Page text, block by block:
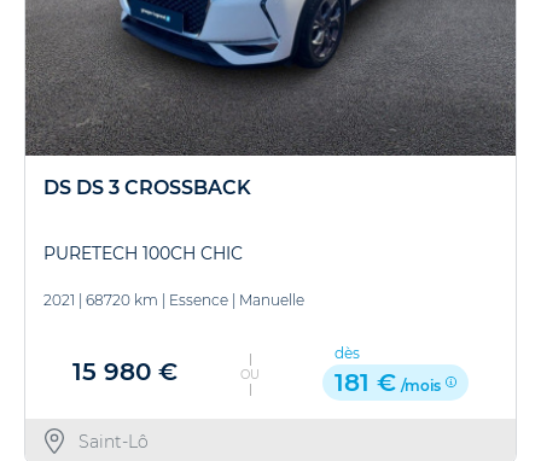
DS DS 3 CROSSBACK
PURETECH 100CH CHIC
2021 68720 km Essence Manuelle
15 980 € OU
dès
181 € /mois
Saint-Lô